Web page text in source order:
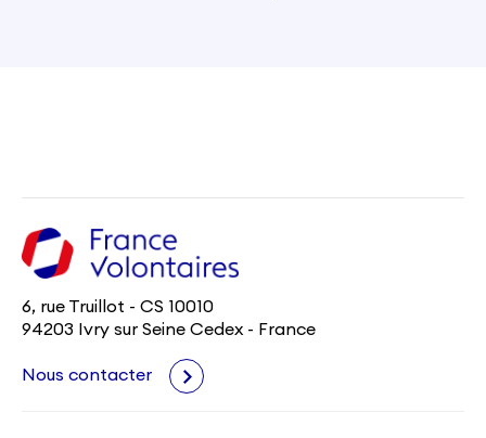
6, rue Truillot - CS 10010
94203 Ivry sur Seine Cedex - France
Nous contacter